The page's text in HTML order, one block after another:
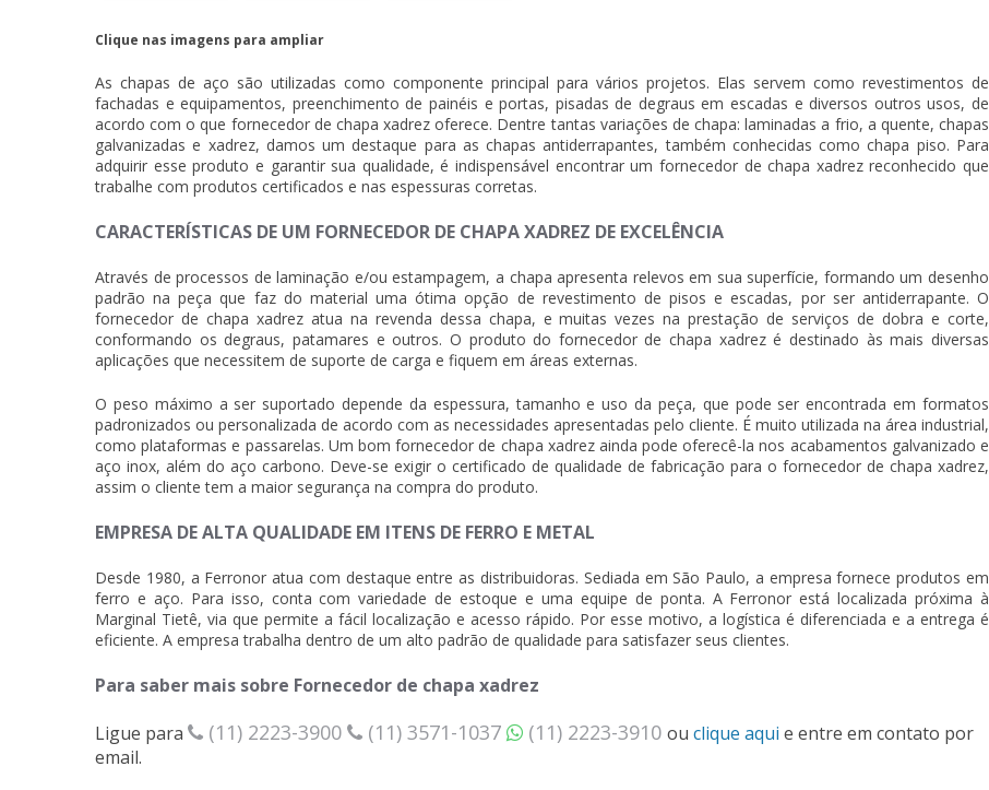
Clique nas imagens para ampliar
As chapas de aço são utilizadas como componente principal para vários projetos. Elas servem como revestimentos de
fachadas e equipamentos, preenchimento de painéis e portas, pisadas de degraus em escadas e diversos outros usos, de
acordo com o que fornecedor de chapa xadrez oferece. Dentre tantas variações de chapa: laminadas a frio, a quente, chapas
galvanizadas e xadrez, damos um destaque para as chapas antiderrapantes, também conhecidas como chapa piso. Para
adquirir esse produto e garantir sua qualidade, é indispensável encontrar um fornecedor de chapa xadrezreconhecido que
trabalhe com produtos certificados e nas espessuras corretas.
CARACTERÍSTICAS DE UM FORNECEDOR DE CHAPA XADREZ DE EXCELÊNCIA
Através de processos de laminação e/ou estampagem, a chapa apresenta relevos em sua superfície, formando um desenho
padrão na peça que faz do material uma ótima opção de revestimento de pisos e escadas, por ser antiderrapante. O
fornecedor de chapa xadrezatua na revenda dessa chapa, e muitas vezes na prestação de serviços de dobra e corte,
conformando os degraus, patamares e outros. O produto do fornecedor de chapa xadrezé destinado às mais diversas
aplicações que necessitem de suporte de carga e fiquem em áreas externas.
O peso máximo a ser suportado depende da espessura, tamanho e uso da peça, que pode ser encontrada em formatos
padronizados ou personalizada de acordo com as necessidades apresentadas pelo cliente. É muito utilizada na área industrial,
como plataformas e passarelas. Um bomfornecedor de chapa xadrezainda pode oferecê-la nos acabamentos galvanizado e
aço inox, além do aço carbono. Deve-se exigir o certificado de qualidade de fabricação para o fornecedor de chapa xadrez,
assim o cliente tem a maior segurança na compra do produto.
EMPRESA DE ALTA QUALIDADE EM ITENS DE FERRO E METAL
Desde 1980, a Ferronor atua com destaque entre as distribuidoras. Sediada em São Paulo, a empresa fornece produtos em
ferro e aço. Para isso, conta com variedade de estoque e uma equipe de ponta. A Ferronor está localizada próxima à
Marginal Tietê, via que permite a fácil localização e acesso rápido. Por esse motivo, a logística é diferenciada e a entrega é
eficiente. A empresa trabalha dentro de um alto padrão de qualidade para satisfazer seus clientes.
Para saber mais sobre Fornecedor de chapa xadrez
Ligue para
(11) 2223-3900 (11) 3571-1037 (11) 2223-3910 ou clique aqui e entre em contato por
email.